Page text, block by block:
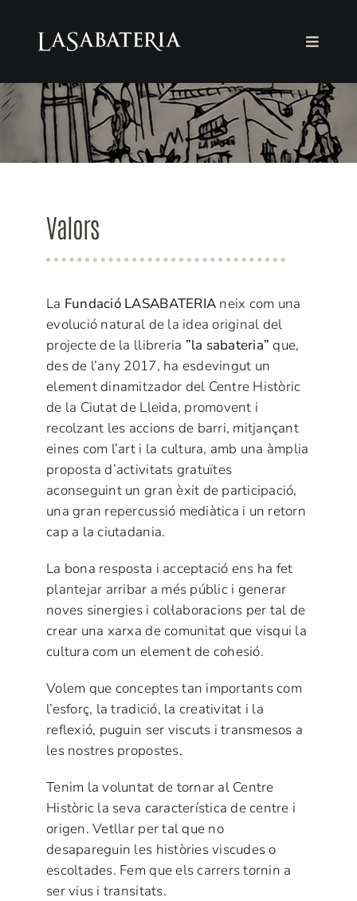
content
Toggle
LA FUNDACIÓ
LA LLIBRERIA
COL·LABORA
Català
Valors
La Fundació LASABATERIA neix com una
evolució natural de la idea original del
projecte de la llibreria ”la sabateria” que,
des de l’any 2017, ha esdevingut un
element dinamitzador del Centre Històric
de la Ciutat de Lleida, promovent i
recolzant les accions de barri, mitjançant
eines com l’art i la cultura, amb una àmplia
proposta d’activitats gratuïtes
aconseguint un gran èxit de participació,
una gran repercussió mediàtica i un retorn
cap a la ciutadania.
La bona resposta i acceptació ens ha fet
plantejar arribar a més públic i generar
noves sinergies i col·laboracions per tal de
crear una xarxa de comunitat que visqui la
cultura com un element de cohesió.
Volem que conceptes tan importants com
l’esforç, la tradició, la creativitat i la
reflexió, puguin ser viscuts i transmesos a
les nostres propostes.
Tenim la voluntat de tornar al Centre
Històric la seva característica de centre i
origen. Vetllar per tal que no
desapareguin les històries viscudes o
escoltades. Fem que els carrers tornin a
ser vius i transitats.